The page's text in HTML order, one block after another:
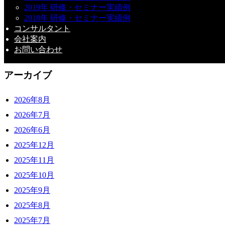
2019年 研修・セミナー実績例
2018年 研修・セミナー実績例
コンサルタント
会社案内
お問い合わせ
保護中: 7/23 AI活用で変わる！ 生産性向上と経費削減実
保護中: 7/7 DeepResearch vs Perplexity vs Genspark セミナー
保護中: 7/1 経営革新・新事業進出支援セミナー
保護中: 6/3 ChatGPT vs Gemini vs Claude vs Copilot セミナー
アーカイブ
2026年8月
2026年7月
2026年6月
2025年12月
2025年11月
2025年10月
2025年9月
2025年8月
2025年7月